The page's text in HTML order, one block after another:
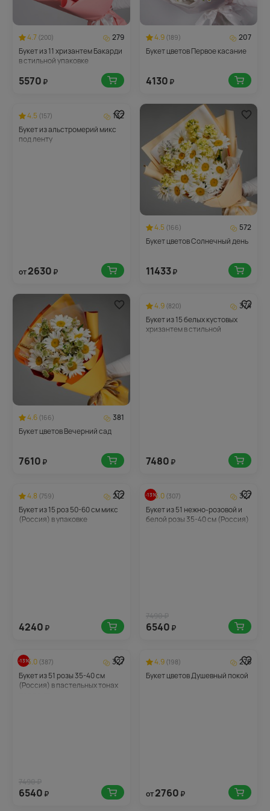
4.7 (200)
279
Букет из 11 хризантем Бакарди
в стильной упаковке
5570 ₽
4.9 (189)
207
Букет цветов Первое касание
4130 ₽
4.5 (157)
132
Букет из альстромерий микс
под ленту
от2630 ₽
4.5 (166)
572
Букет цветов Солнечный день
11433₽
4.6 (166)
381
Букет цветов Вечерний сад
7610 ₽
4.9 (820)
374
Букет из 15 белых кустовых
хризантем в стильной
7480 ₽
4.8 (759)
212
Букет из 15 роз 50-60 см микс
(Россия) в упаковке
4240 ₽
-13%5.0 (307)
327
Букет из 51 нежно-розовой и
белой розы 35-40 см (Россия)
6540 ₽
-13%5.0 (387)
327
Букет из 51 розы 35-40 см
(Россия) в пастельных тонах
6540 ₽
4.9 (198)
276
Букет цветов Душевный покой
от2760 ₽